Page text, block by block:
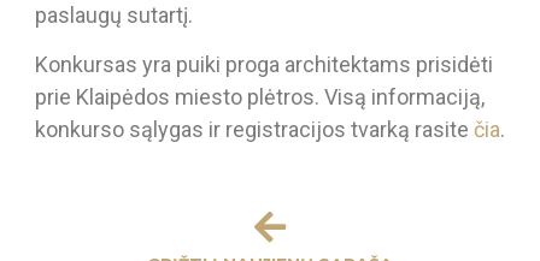
paslaugų sutartį.
Konkursas yra puiki proga architektams prisidėti
prie Klaipėdos miesto plėtros. Visą informaciją,
konkurso sąlygas ir registracijos tvarką rasite čia.